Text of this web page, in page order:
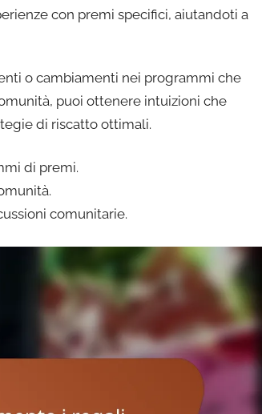
con premi specifici, aiutandoti a
o cambiamenti nei programmi che
puoi ottenere intuizioni che
di riscatto ottimali.
di premi.
comunitarie.